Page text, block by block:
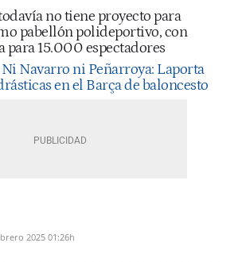
no tiene proyecto para
pabellón polideportivo, con
15.000 espectadores
Ni Navarro ni Peñarroya: Laporta
en el Barça de baloncesto
2025 01:26h